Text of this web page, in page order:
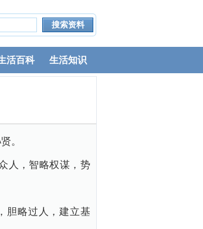
活百科 生活知识
。
人，智略权谋，势
胆略过人，建立基